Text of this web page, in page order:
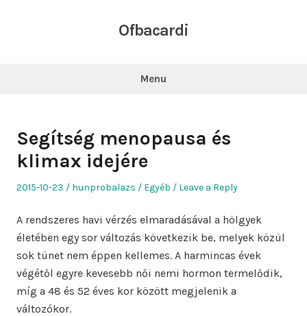
Ofbacardi
Menu
Segítség menopausa és
klimax idejére
Posted
2015-10-23 Author
hunprobalazs
Posted
Egyéb Leave a Reply
A rendszeres havi vérzés elmaradásával a hölgyek
életében egy sor változás következik be, melyek közül
sok tünet nem éppen kellemes. A harmincas évek
végétől egyre kevesebb női nemi hormon termelődik,
míg a 48 és 52 éves kor között megjelenik a
változókor.